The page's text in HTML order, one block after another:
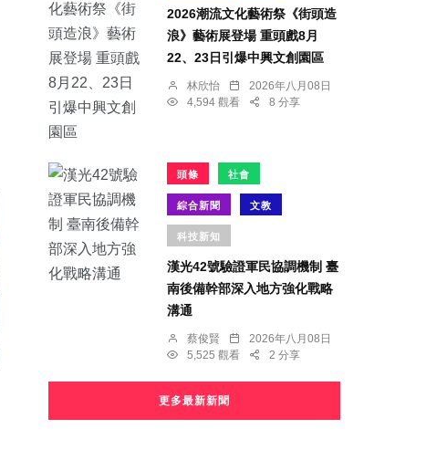
2026潮流文化藝術祭《街頭造
浪》藝術展登場 重頭戲8月
22、23日引爆中興文創園區
林欣怡
2026年八月08日
4,594 觀看
8 分享
頭條 社會
綜合新聞 文教
科技新知
漢光42號驗證軍民協調機制 臺
南後備幹部深入地方強化戰略
溝通
蔡俊賢
2026年八月08日
5,525 觀看
2 分享
更多最新新聞